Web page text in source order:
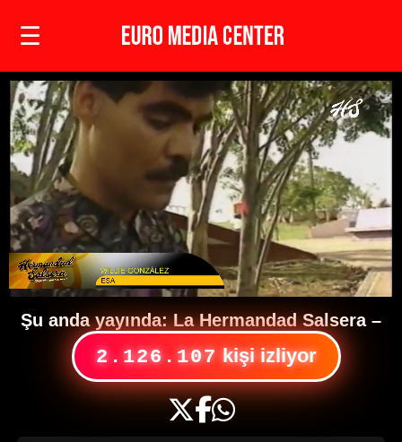
☰
Şu anda yayında:La Hermandad Salsera–
2.126.107 kişi izliyor